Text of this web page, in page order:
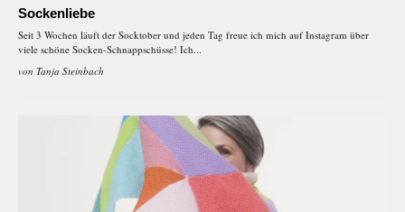
Sockenliebe
Seit 3 Wochen läuft der Socktober und jeden Tag freue ich mich auf Instagram über
viele schöne Socken-Schnappschüsse! Ich...
von Tanja Steinbach